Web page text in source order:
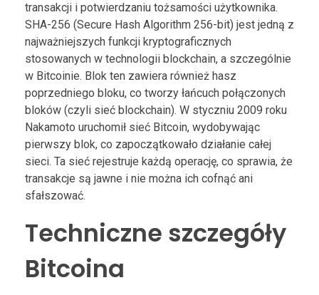
transakcji i potwierdzaniu tożsamości użytkownika.
SHA-256 (Secure Hash Algorithm 256-bit) jest jedną z
najważniejszych funkcji kryptograficznych
stosowanych w technologii blockchain, a szczególnie
w Bitcoinie. Blok ten zawiera również hasz
poprzedniego bloku, co tworzy łańcuch połączonych
bloków (czyli sieć blockchain). W styczniu 2009 roku
Nakamoto uruchomił sieć Bitcoin, wydobywając
pierwszy blok, co zapoczątkowało działanie całej
sieci. Ta sieć rejestruje każdą operację, co sprawia, że
transakcje są jawne i nie można ich cofnąć ani
sfałszować.
Techniczne szczegóły
Bitcoina